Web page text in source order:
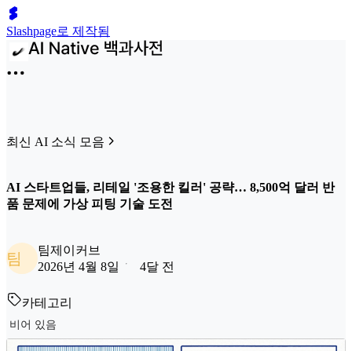
Slashpage로 제작됨
최신 AI 소식 모음
AI 스타트업들, 리테일 '조용한 킬러' 공략… 8,500억 달러 반
품 문제에 가상 피팅 기술 도전
팀
팀제이커브
2026년 4월 8일
4달 전
카테고리
비어 있음